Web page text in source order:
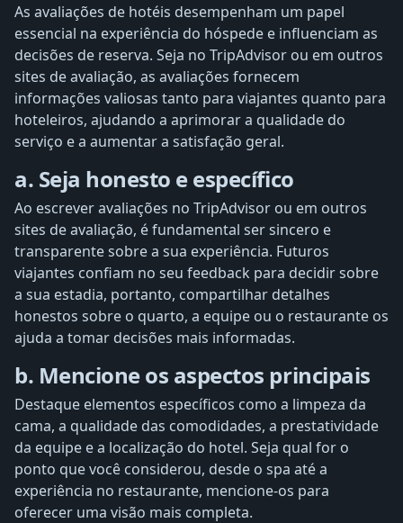
As avaliações de hotéis desempenham um papel
essencial na experiência do hóspede e influenciam as
decisões de reserva. Seja no TripAdvisor ou em outros
sites de avaliação, as avaliações fornecem
informações valiosas tanto para viajantes quanto para
hoteleiros, ajudando a aprimorar a qualidade do
serviço e a aumentar a satisfação geral.
a. Seja honesto e específico
Ao escrever avaliações no TripAdvisor ou em outros
sites de avaliação, é fundamental ser sincero e
transparente sobre a sua experiência. Futuros
viajantes confiam no seu feedback para decidir sobre
a sua estadia, portanto, compartilhar detalhes
honestos sobre o quarto, a equipe ou o restaurante os
ajuda a tomar decisões mais informadas.
b. Mencione os aspectos principais
Destaque elementos específicos como a limpeza da
cama, a qualidade das comodidades, a prestatividade
da equipe e a localização do hotel. Seja qual for o
ponto que você considerou, desde o spa até a
experiência no restaurante, mencione-os para
oferecer uma visão mais completa.